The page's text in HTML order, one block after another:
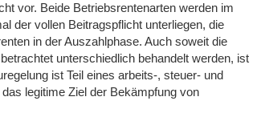
vor. Beide Betriebsrentenarten werden im
der vollen Beitragspflicht unterliegen, die
in der Auszahlphase. Auch soweit die
unterschiedlich behandelt werden, ist
ist Teil eines arbeits-, steuer- und
legitime Ziel der Bekämpfung von